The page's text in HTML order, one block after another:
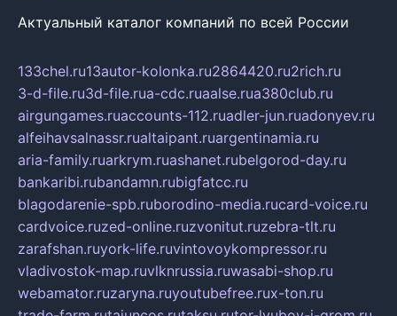
Актуальный каталог компаний по всей России
133chel.ru13autor-kolonka.ru2864420.ru2rich.ru
3-d-file.ru3d-file.rua-cdc.ruaalse.rua380club.ru
airgungames.ruaccounts-112.ruadler-jun.ruadonyev.ru
alfeihavsalnassr.rualtaipant.ruargentinamia.ru
aria-family.ruarkrym.ruashanet.rubelgorod-day.ru
bankaribi.rubandamn.rubigfatcc.ru
blagodarenie-spb.ruborodino-media.rucard-voice.ru
cardvoice.ruzed-online.ruzvonitut.ruzebra-tlt.ru
zarafshan.ruyork-life.ruvintovoykompressor.ru
vladivostok-map.ruvlknrussia.ruwasabi-shop.ru
webamator.ruzaryna.ruyoutubefree.rux-ton.ru